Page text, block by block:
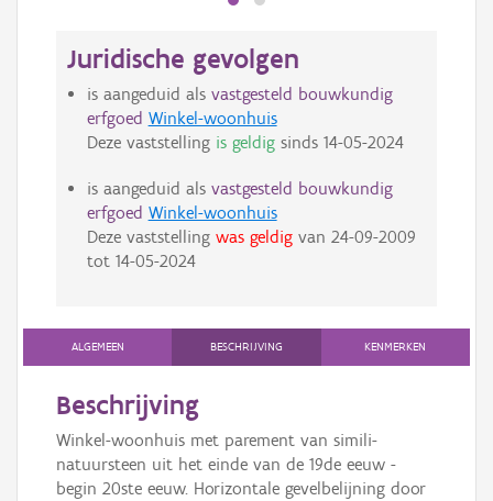
Juridische gevolgen
is aangeduid als vastgesteld bouwkundig
erfgoed Winkel-woonhuis
Deze vaststelling is geldigsinds 14-05-2024
is aangeduid als vastgesteld bouwkundig
erfgoed Winkel-woonhuis
Deze vaststelling was geldigvan 24-09-2009
tot 14-05-2024
ALGEMEEN BESCHRIJVING KENMERKEN
Beschrijving
Winkel-woonhuis met parement van simili-
natuursteen uit het einde van de 19de eeuw -
begin 20ste eeuw. Horizontale gevelbelijning door